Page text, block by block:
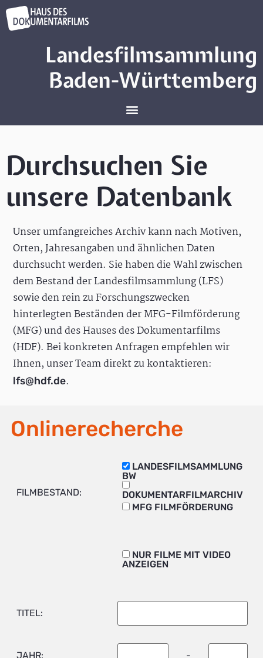
Landesfilmsammlung
Baden-Württemberg
Durchsuchen Sie
unsere Datenbank
Unser umfangreiches Archiv kann nach Motiven,
Orten, Jahresangaben und ähnlichen Daten
durchsucht werden. Sie haben die Wahl zwischen
dem Bestand der Landesfilmsammlung (LFS)
sowie den rein zu Forschungszwecken
hinterlegten Beständen der MFG-Filmförderung
(MFG) und des Hauses des Dokumentarfilms
(HDF). Bei konkreten Anfragen empfehlen wir
Ihnen, unser Team direkt zu kontaktieren:
lfs@hdf.de.
Onlinerecherche
FILMBESTAND:
LANDESFILMSAMMLUNG
BW
DOKUMENTARFILMARCHIV
MFG FILMFÖRDERUNG
NUR FILME MIT VIDEO
ANZEIGEN
TITEL:
JAHR: -